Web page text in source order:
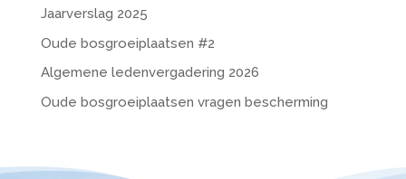
Jaarverslag 2025
Oude bosgroeiplaatsen #2
Algemene ledenvergadering 2026
Oude bosgroeiplaatsen vragen bescherming